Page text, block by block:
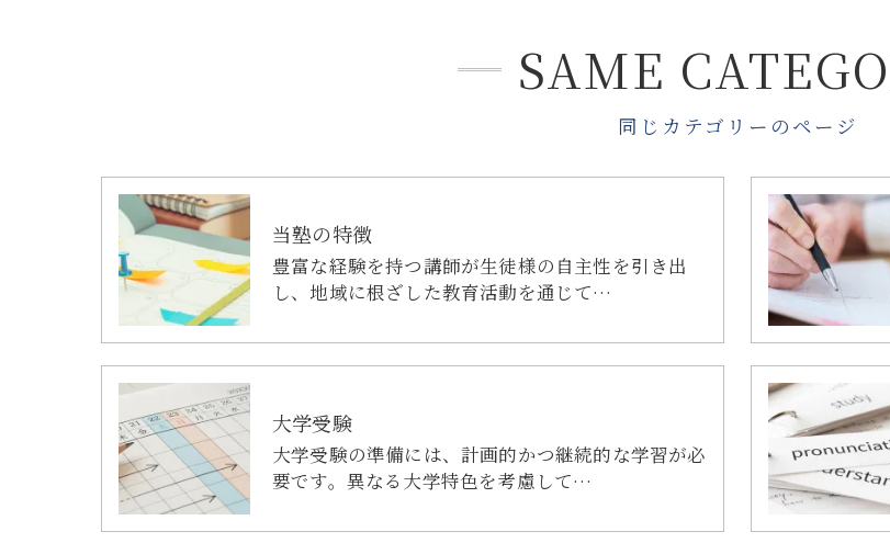
同じカテゴリーのページ
SAME
当塾の特徴
豊富な経験を持つ講師が生徒様の自主性を引き出
し、地域に根ざした教育活動を通じて…
大学受験
大学受験の準備には、計画的かつ継続的な学習が必
要です。異なる大学特色を考慮して…